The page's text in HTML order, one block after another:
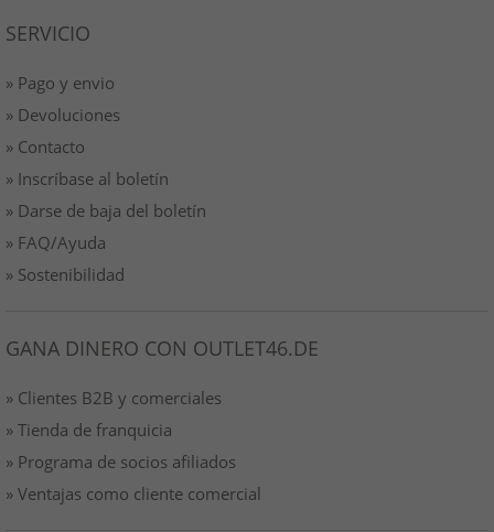
SERVICIO
» Pago y envio
» Devoluciones
» Contacto
» Inscríbase al boletín
» Darse de baja del boletín
» FAQ/Ayuda
» Sostenibilidad
GANA DINERO CON OUTLET46.DE
» Clientes B2B y comerciales
» Tienda de franquicia
» Programa de socios afiliados
» Ventajas como cliente comercial